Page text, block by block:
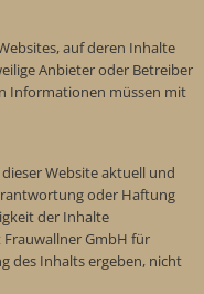
auf deren Inhalte
Anbieter oder Betreiber
Informationen müssen mit
Website aktuell und
oder Haftung
der Inhalte
GmbH für
des Inhalts ergeben, nicht